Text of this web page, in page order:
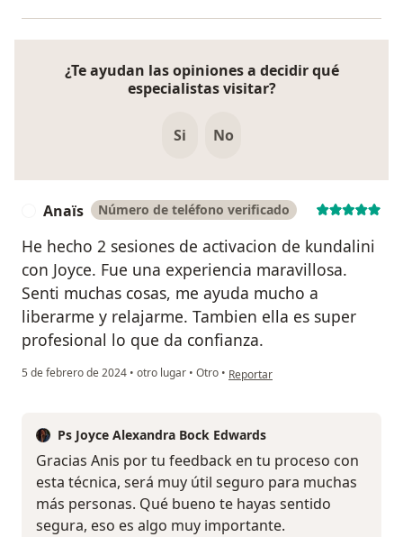
¿Te ayudan las opiniones a decidir qué
especialistas visitar?
Si No
Anaïs Número de teléfono verificado
He hecho 2 sesiones de activacion de kundalini
con Joyce. Fue una experiencia maravillosa.
Senti muchas cosas, me ayuda mucho a
liberarme y relajarme. Tambien ella es super
profesional lo que da confianza.
5 de febrero de 2024 • otro lugar • Otro • en opinión del usuario Anaïs
Reportar
Ps Joyce Alexandra Bock Edwards
Gracias Anis por tu feedback en tu proceso con
esta técnica, será muy útil seguro para muchas
más personas. Qué bueno te hayas sentido
segura, eso es algo muy importante.